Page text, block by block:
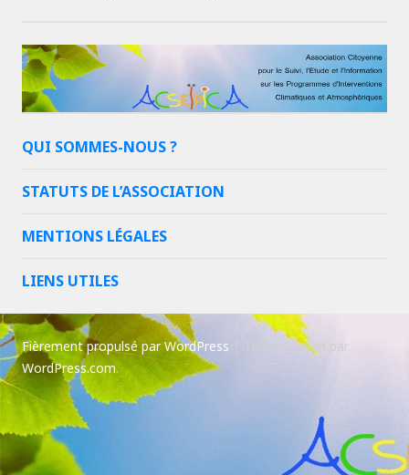
QUI SOMMES-NOUS ?
STATUTS DE L’ASSOCIATION
MENTIONS LÉGALES
LIENS UTILES
Fièrement propulsé par WordPress
Thème Goran par
WordPress.com.